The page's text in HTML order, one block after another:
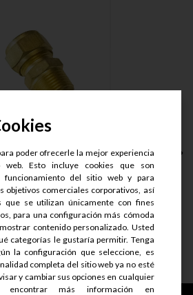
MACHO
LT. T....
Ver detalle
poder ofrecerle la mejor experiencia
Esto incluye cookies que son
funcionamiento del sitio web y para
objetivos comerciales corporativos, así
que se utilizan únicamente con fines
para una configuración más cómoda
contenido personalizado. Usted
categorías le gustaría permitir. Tenga
la configuración que seleccione, es
completa del sitio web ya no esté
y cambiar sus opciones en cualquier
encontrar más información en